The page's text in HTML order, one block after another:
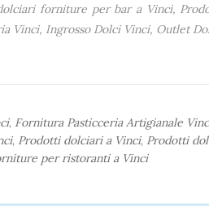
forniture per bar a Vinci,
Vinci, Ingrosso Dolci Vinci, Outlet
, Fornitura Pasticceria Artigianale
, Prodotti dolciari a Vinci, Prodotti
per ristoranti a Vinci